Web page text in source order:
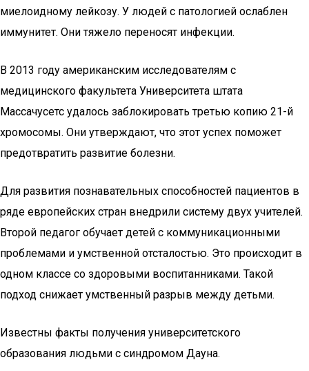
миелоидному лейкозу. У людей с патологией ослаблен
иммунитет. Они тяжело переносят инфекции.
В 2013 году американским исследователям с
медицинского факультета Университета штата
Массачусетс удалось заблокировать третью копию 21-й
хромосомы. Они утверждают, что этот успех поможет
предотвратить развитие болезни.
Для развития познавательных способностей пациентов в
ряде европейских стран внедрили систему двух учителей.
Второй педагог обучает детей с коммуникационными
проблемами и умственной отсталостью. Это происходит в
одном классе со здоровыми воспитанниками. Такой
подход снижает умственный разрыв между детьми.
Известны факты получения университетского
образования людьми с синдромом Дауна.